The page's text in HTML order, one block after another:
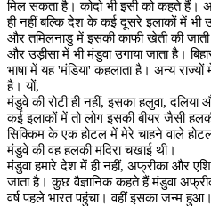
मिल सकता है। कोदो भी इसी को कहते
ही नहीं बल्कि देश के कई दूसरे इलाकों में भी
और तमिलनाडु में इसकी काफी खेती की जाती
और उड़ीसा में भी मंडुवा उगाया जाता है।
भाषा में यह 'मंडिया' कहलाता है। अन्य
है। यों,
मंडुवे की रोटी ही नहीं, इसका हलुवा, दलिया
कई इलाकों में तो लोग इसकी बीयर जैसी
सिक्किम के एक होटल में मेरे चाहने वाले
मंडुवे की वह हलकी मदिरा चखाई थी।
मंडुवा हमारे देश में ही नहीं, अफ्रीका और
जाता है। कुछ वैज्ञानिक कहते हैं मंडुवा
वर्ष पहले भारत पहुंचा। वहीं इसका जन्म